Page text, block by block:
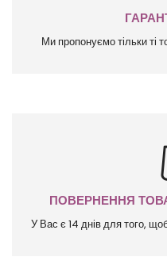
Ми пропонуємо тільки ті
ПОВЕРНЕННЯ
У Вас є 14 днів для того,